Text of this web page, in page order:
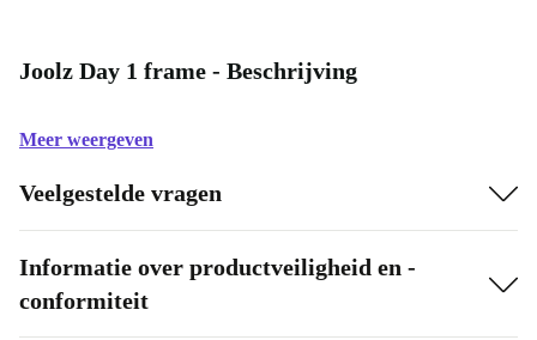
Joolz Day 1 frame - Beschrijving
Meer weergeven
Veelgestelde vragen
Informatie over productveiligheid en -
conformiteit